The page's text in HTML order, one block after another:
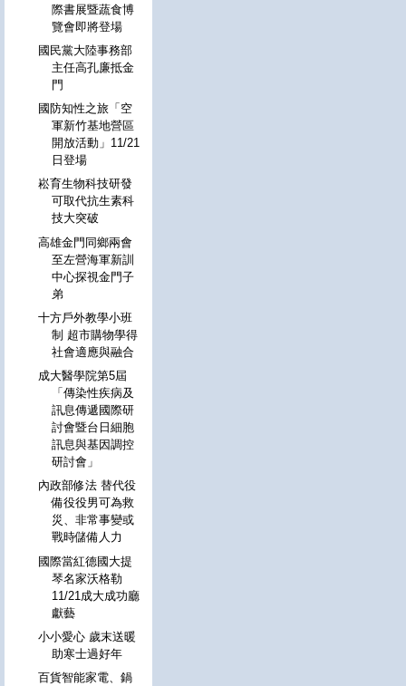
際書展暨蔬食博
覽會即將登場
國民黨大陸事務部
主任高孔廉抵金
門
國防知性之旅「空
軍新竹基地營區
開放活動」11/21
日登場
崧育生物科技研發
可取代抗生素科
技大突破
高雄金門同鄉兩會
至左營海軍新訓
中心探視金門子
弟
十方戶外教學小班
制 超市購物學得
社會適應與融合
成大醫學院第5屆
「傳染性疾病及
訊息傳遞國際研
討會暨台日細胞
訊息與基因調控
研討會」
內政部修法 替代役
備役役男可為救
災、非常事變或
戰時儲備人力
國際當紅德國大提
琴名家沃格勒
11/21成大成功廳
獻藝
小小愛心 歲末送暖
助寒士過好年
百貨智能家電、鍋